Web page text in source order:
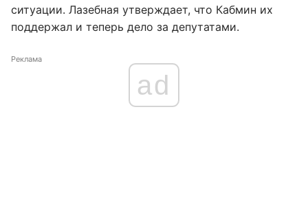
ситуации. Лазебная утверждает, что Кабмин их
поддержал и теперь дело за депутатами.
Реклама
ad